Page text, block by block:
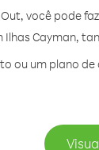
você pode
Ilhas Cayman,
ou um plano